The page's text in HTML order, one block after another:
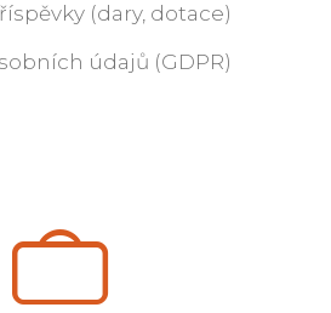
(dary, dotace)
údajů (GDPR)